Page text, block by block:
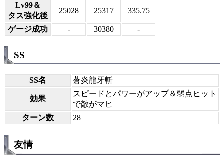
Lv99＆
タス強化後
25028 25317 335.75
ゲージ成功 - 30380 -
SS
SS名 蒼炎龍牙斬
効果
スピードとパワーがアップ＆弱点ヒット
で敵がマヒ
ターン数
28
友情